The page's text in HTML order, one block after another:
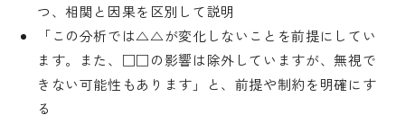
つ、相関と因果を区別して説明
「この分析では△△が変化しないことを前提にしてい
ます。また、□□の影響は除外していますが、無視で
きない可能性もあります」と、前提や制約を明確にす
る